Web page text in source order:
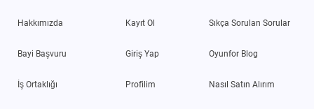
Hakkımızda
Bayi Başvuru
İş Ortaklığı
Kayıt Ol
Giriş Yap
Profilim
Sıkça Sorulan Sorular
Oyunfor Blog
Nasıl Satın Alırım